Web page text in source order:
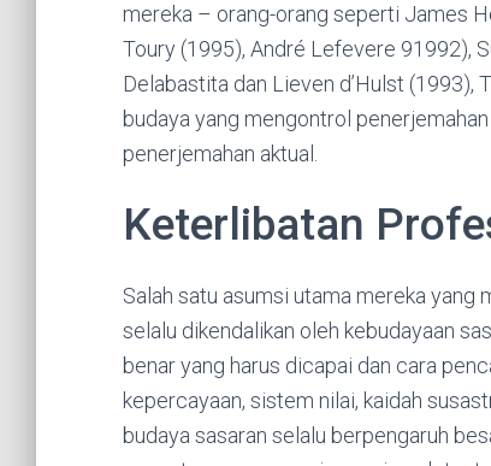
mereka – orang-orang seperti James
Toury (1995), André Lefevere 91992),
Delabastita dan Lieven d’Hulst
budaya yang mengontrol
penerjemahan aktual.
Keterlibatan
Salah satu asumsi utama mereka yang
selalu dikendalikan oleh kebudayaan
benar yang harus dicapai dan cara
kepercayaan, sistem nilai, kaidah
budaya sasaran selalu berpengaruh